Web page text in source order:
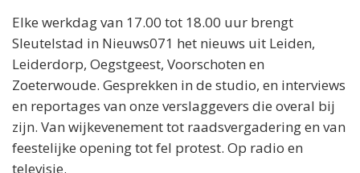
Elke werkdag van 17.00 tot 18.00 uur brengt
Sleutelstad in Nieuws071 het nieuws uit Leiden,
Leiderdorp, Oegstgeest, Voorschoten en
Zoeterwoude. Gesprekken in de studio, en interviews
en reportages van onze verslaggevers die overal bij
zijn. Van wijkevenement tot raadsvergadering en van
feestelijke opening tot fel protest. Op radio en
televisie.